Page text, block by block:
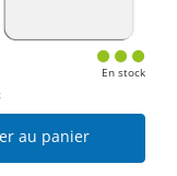
En stock
au panier